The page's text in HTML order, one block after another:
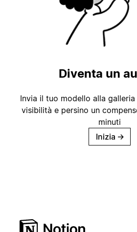
Diventa un
Invia il tuo modello alla
visibilità e persino un
minuti
Inizia →